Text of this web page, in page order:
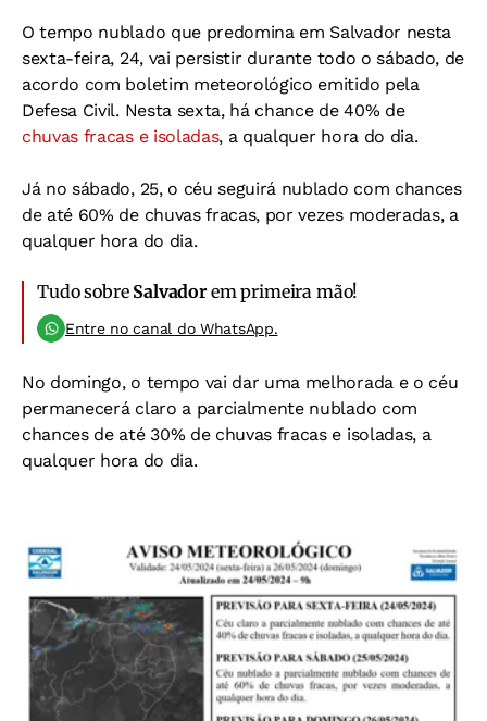
O tempo nublado que predomina em Salvador nesta
sexta-feira, 24, vai persistir durante todo o sábado, de
acordo com boletim meteorológico emitido pela
Defesa Civil. Nesta sexta, há chance de 40% de
chuvas fracas e isoladas, a qualquer hora do dia.
Já no sábado, 25, o céu seguirá nublado com chances
de até 60% de chuvas fracas, por vezes moderadas, a
qualquer hora do dia.
Tudo sobre Salvadorem primeira mão!
Entre no canal do WhatsApp.
No domingo, o tempo vai dar uma melhorada e o céu
permanecerá claro a parcialmente nublado com
chances de até 30% de chuvas fracas e isoladas, a
qualquer hora do dia.